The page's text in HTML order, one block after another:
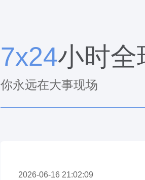
7x24小时全
你永远在大事现场
2026-06-16 21:02:09